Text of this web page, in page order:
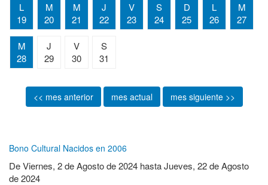
L
19
M
20
M
21
J
22
V
23
S
24
D
25
L
26
M
27
M
28
J
29
V
30
S
31
<< mes anterior mes actual mes siguiente >>
Bono Cultural Nacidos en 2006
DeViernes, 2 de Agosto de 2024 hastaJueves, 22 de Agosto
de 2024